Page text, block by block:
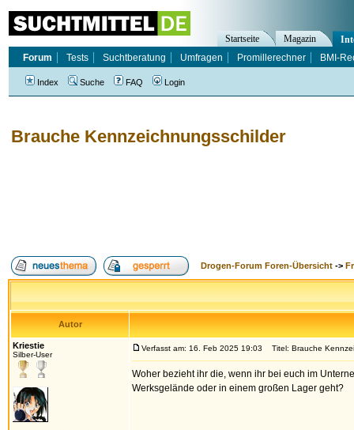
Brauche Kennzeichnungsschilder
Drogen-Forum Foren-Übersicht ->
Autor
Kriestie
Silber-User
Verfasst am: 16. Feb 2025 19:03 Titel: Brauche
Woher bezieht ihr die, wenn ihr bei euch im
Werksgelände oder in einem großen Lager geht?
Startseite Magazin
Forum
Tests Suchtberatung Umfragen Promillerechner BMI-
Index Suche FAQ Login